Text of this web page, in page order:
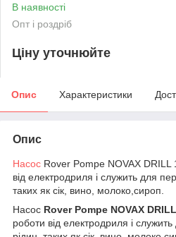
В наявності
Опт і роздріб
Ціну уточнюйте
Опис Характеристики
Опис
Насос Rover Pompe NOVAX
від електродриля і служить для
таких як сік, вино, молоко,сироп.
Насос Rover Pompe NOVAX
роботи від електродриля і